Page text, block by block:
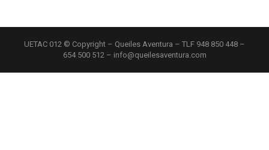
UETAC 012 © Copyright – Queiles Aventura – TLF 948 850 448 –
654 500 512 – info@queilesaventura.com